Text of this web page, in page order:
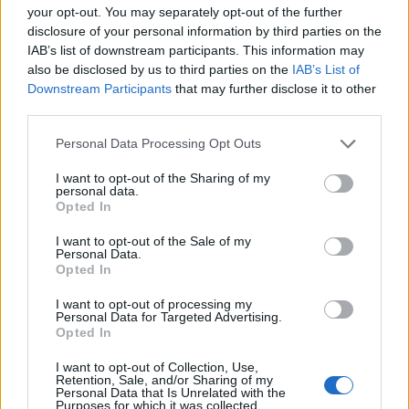
your opt-out. You may separately opt-out of the further
disclosure of your personal information by third parties on the
IAB’s list of downstream participants. This information may
also be disclosed by us to third parties on the IAB’s List of
Downstream Participants that may further disclose it to other
Personal Data Processing Opt Outs
I want to opt-out of the Sharing of my
personal data.
Opted In
I want to opt-out of the Sale of my
Personal Data.
Opted In
I want to opt-out of processing my
Personal Data for Targeted Advertising.
Opted In
I want to opt-out of Collection, Use,
Retention, Sale, and/or Sharing of my
Personal Data that Is Unrelated with the
Purposes for which it was collected.
δραστηριότητα σε ένα τμήμα του εγκεφάλου
που λέγεταιπεριυδραγωγός φαιά ουσία
(periaqueductal gray matter)
Η περιοχή αυτή βρίσκεται στο στέλεχος του
εγκεφάλου και σχετίζεται με έλεγχο του πόνου,
μέσω της έκκρισης φυσικών, οπιοειδών ουσιών.
βρισκόμαστε σε κατάσταση στρες. Θεωρητικώς,
δε, είναι αδύνατον να επηρεάσουμε αυτοβούλως
την παραγωγή τους.
Εν τούτοις, στους υπόλοιπους εθελοντές, η
τμήμα του εγκεφάλου, την πρόσθια νησίδα.
Στη νησίδα αυτή βρίσκονται τα ανώτατα κέντρα
της θερμορρύθμισης.
Με άλλα λόγια, ενώ ο οργανισμός των άλλων